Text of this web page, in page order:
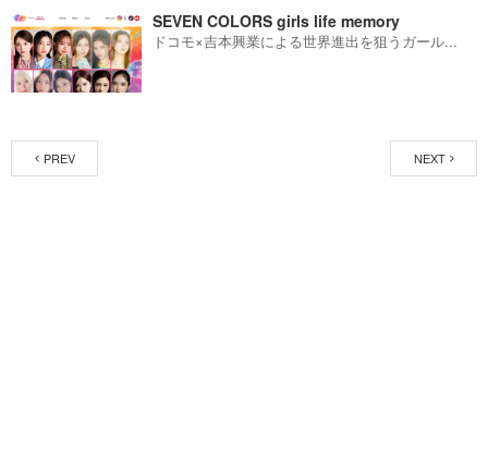
SEVEN COLORS girls life memory
ドコモ×吉本興業による世界進出を狙うガール...
PREV NEXT